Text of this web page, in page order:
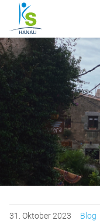
31. Oktober2023 Blog